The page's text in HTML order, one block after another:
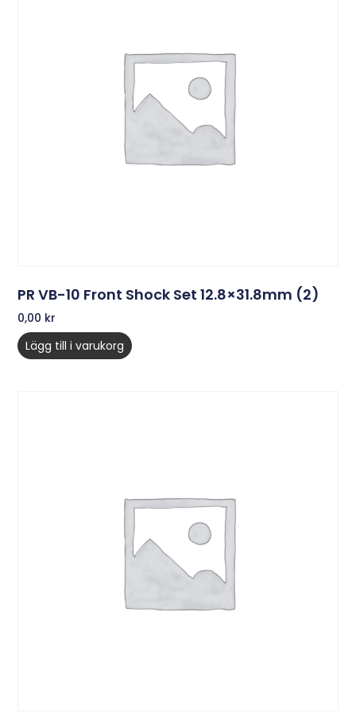
PR VB-10 Front Shock Set 12.8×31.8mm (2)
0,00 kr
Lägg till i varukorg